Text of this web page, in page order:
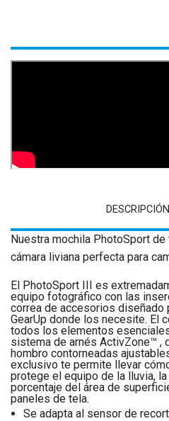
Nuestra mochila PhotoSport
cámara liviana perfecta para
El PhotoSport III es
equipo fotográfico con las
correa de accesorios diseñado
GearUp donde los necesite. El
todos los elementos
sistema de arnés ActivZone™ ,
hombro contorneadas
exclusivo te permite llevar
protege el equipo de la lluvia,
porcentaje del área de
paneles de tela.
Se adapta al sensor de